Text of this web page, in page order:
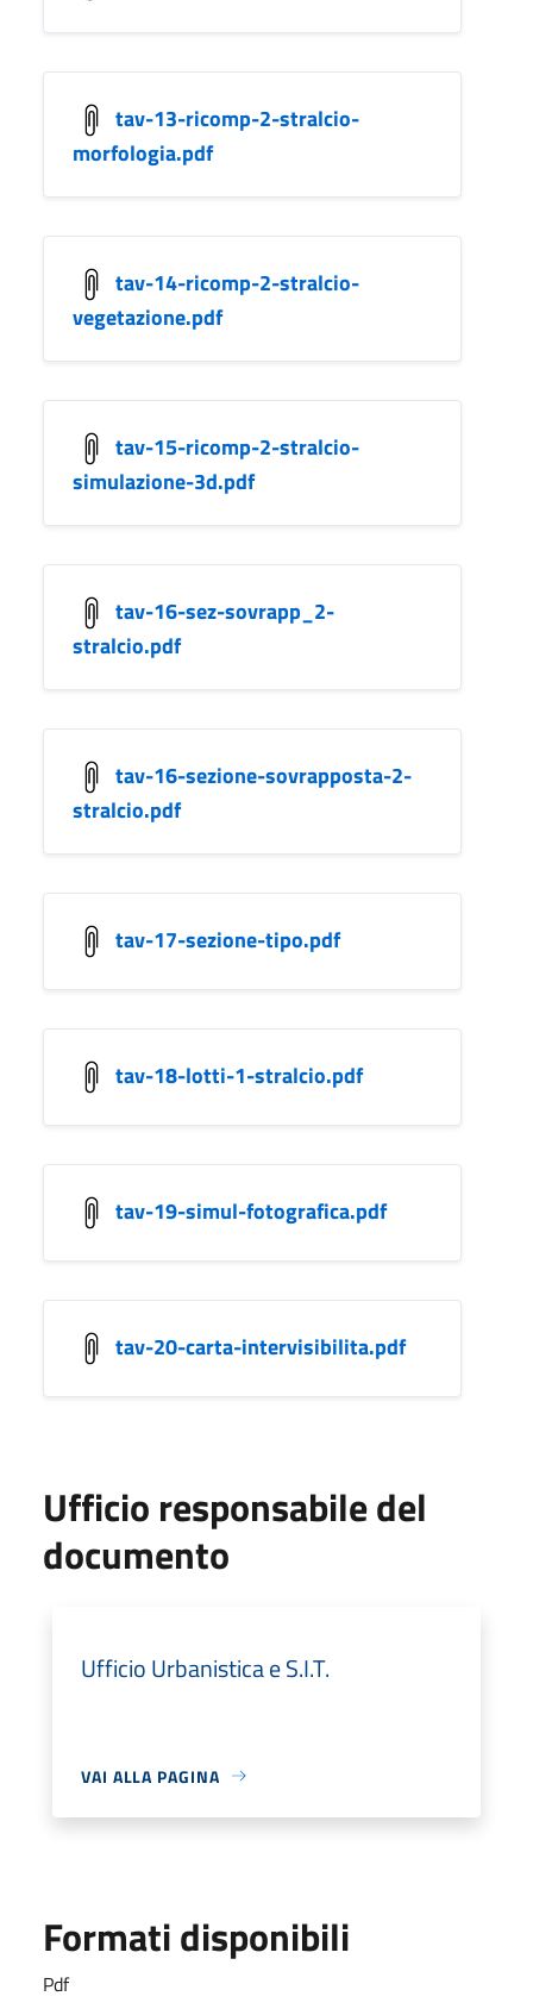
tav-13-ricomp-2-stralcio-
morfologia.pdf
tav-14-ricomp-2-stralcio-
vegetazione.pdf
tav-15-ricomp-2-stralcio-
simulazione-3d.pdf
tav-16-sez-sovrapp_2-
stralcio.pdf
tav-16-sezione-sovrapposta-2-
stralcio.pdf
tav-17-sezione-tipo.pdf
tav-18-lotti-1-stralcio.pdf
tav-19-simul-fotografica.pdf
tav-20-carta-intervisibilita.pdf
Ufficio responsabile del
documento
Ufficio Urbanistica e S.I.T.
VAI ALLA PAGINA
Formati disponibili
Pdf